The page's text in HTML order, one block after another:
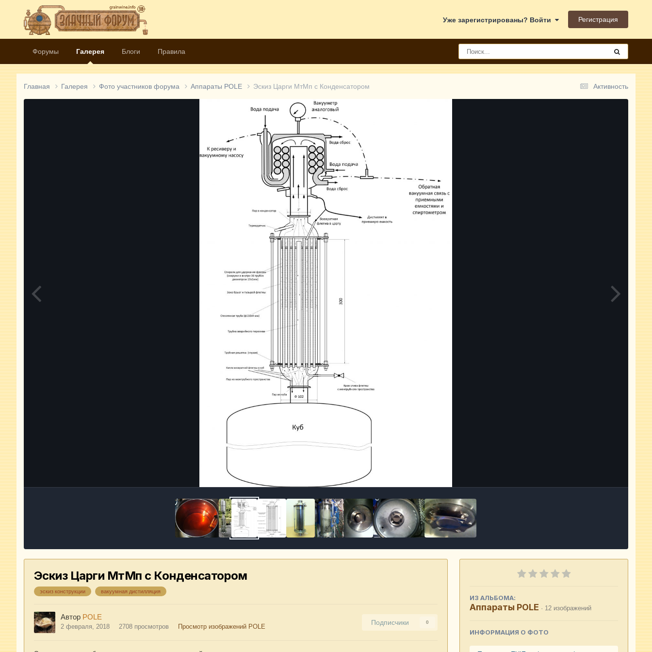
Уже зарегистрированы? Войти Регистрация
Форумы Галерея Блоги Правила
Активность
Главная Галерея Фото участников форума Аппараты РОLE Эскиз Царги МтМп с Конденсатором
Эскиз Царги МтМп с Конденсатором
эскиз конструкции вакуумная дистилляция
Автор POLE
2 февраля, 2018 2708 просмотров Просмотр изображений POLE
Подписчики 0
ИЗ АЛЬБОМА:
Аппараты РОLE · 12 изображений
ИНФОРМАЦИЯ О ФОТО